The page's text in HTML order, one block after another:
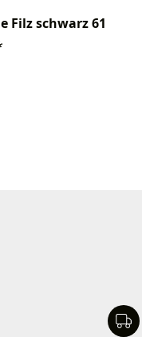
Filz schwarz 61